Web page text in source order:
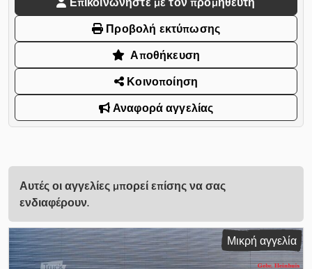
Προβολή εκτύπωσης
Αποθήκευση
Κοινοποίηση
Αναφορά αγγελίας
Αυτές οι αγγελίες μπορεί επίσης να σας
ενδιαφέρουν.
Μικρή αγγελία